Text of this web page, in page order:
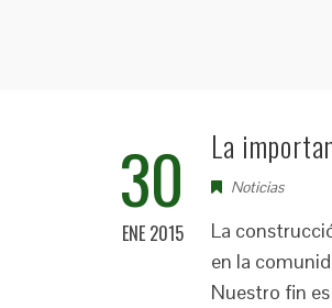
30
ENE 2015
La
Noticias
La
en la
Nuestro fin